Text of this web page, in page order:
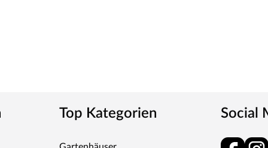
somit sehr robust und verleiht der Tür ein
Top Kategorien Social